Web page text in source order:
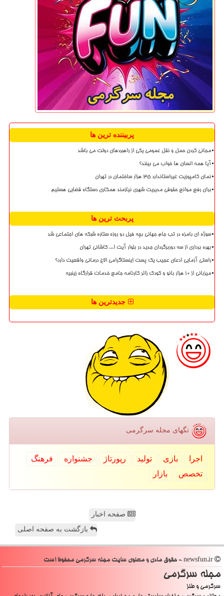
پربیننده ترین ها
مجانی کردن حمل و نقل عمومی یکی از راهبردهای دولت می باشد
آیا همه انسان ها خواب می بینند؟
نمای کامپوزیت غیراستاندارد ۳۵ هزار ساختمان در تهران
برای رفع موانع حقوقی مدیریت شهری نیازمند همکاری دستگاه قضایی هستیم
پربحث ترین ها
سوژه ای بامزه در تب جام جهانی بچه فیل دو روزه ستاره شبکه های اجتماعی شد
بهره برداری از سه دوربرگردان جدید در بلوار آیت ا... کاشانی تهران
راستی آزمایی ادعای عجیب یک پست اینستاگرامی الاغ درمانی واقعیت دارد؟
میزبانی از ۱۰ هزار بانو و کودک زائر کارنامه جامع خدمات قرارگاه زینبیه
جدیدترین ها
تگهای مجله سرگرمی
اجرا بازی تولید رپورتاژ جشنواره
فرهنگ
تخصص
بازار
صفحه اخبار
بازگشت به صفحه اصلی
مجله سرگرمی
سرگرمی و طنز